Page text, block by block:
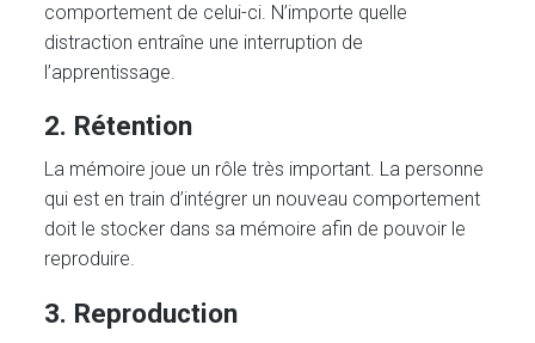
comportement de celui-ci. N’importe quelle
distraction entraîne une interruption de
l’apprentissage.
2. Rétention
La mémoire joue un rôle très important. La personne
qui est en train d’intégrer un nouveau comportement
doit le stocker dans sa mémoire afin de pouvoir le
reproduire.
3. Reproduction